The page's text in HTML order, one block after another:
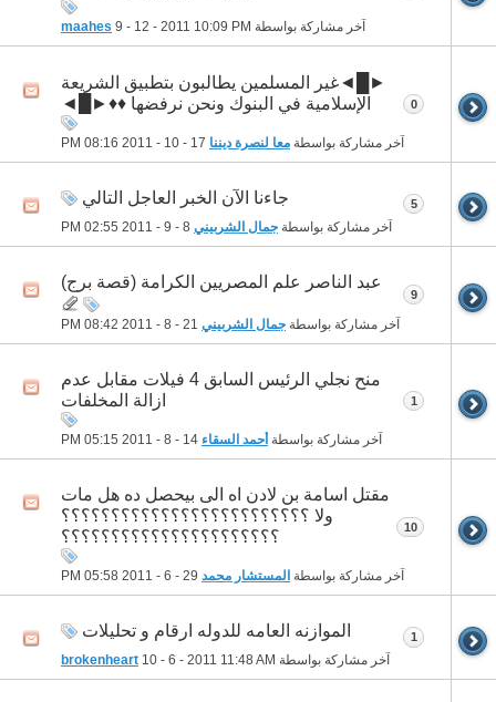
آخر مشاركة بواسطة maahes 9 - 12 - 2011 10:09 PM
‫ ►█◄غير المسلمين يطالبون بتطبيق الشريعة
الإسلامية في البنوك ونحن نرفضها ♦♦►█◄
آخر مشاركة بواسطة معا لنصرة ديننا 08:16 PM
0
جاءنا الآن الخبر العاجل التالي
آخر مشاركة بواسطة جمال الشربيني 02:55 PM
5
عبد الناصر علم المصريين الكرامة (قصة برج)
آخر مشاركة بواسطة جمال الشربيني 08:42 PM
9
منح نجلي الرئيس السابق 4 فيلات مقابل عدم
ازالة المخلفات
آخر مشاركة بواسطة أحمد السقاء 05:15 PM
1
مقتل اسامة بن لادن اه الى بيحصل ده هل مات
ولا ؟؟؟؟؟؟؟؟؟؟؟؟؟؟؟؟؟؟؟؟؟؟؟؟؟
؟؟؟؟؟؟؟؟؟؟؟؟؟؟؟؟؟؟؟؟؟؟
آخر مشاركة بواسطة المستشار محمد 05:58 PM
10
الموازنه العامه للدوله ارقام و تحليلات
آخر مشاركة بواسطة brokenheart 10 - 6 - 2011 11:48 AM
1